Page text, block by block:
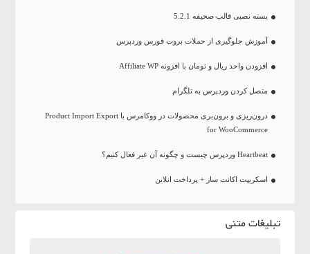
بسته نصبی قالب صحیفه 5.2.1
آموزش جلوگیری از حملات بروت فورس وردپرس
افزودن واحد ریال و تومان با افزونه Affiliate WP
متصل کردن وردپرس به تلگرام
درون‌ریزی و برون‌بری محصولات در ووکامرس با Product Import Export
for WooCommerce
Heartbeat وردپرس چیست و چگونه آن غیر فعال کنیم؟
اسکریپت اکانت ساز + پرداخت انلاین
تبلیغات متنی